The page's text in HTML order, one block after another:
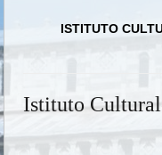
ISTITUTO
Istituto